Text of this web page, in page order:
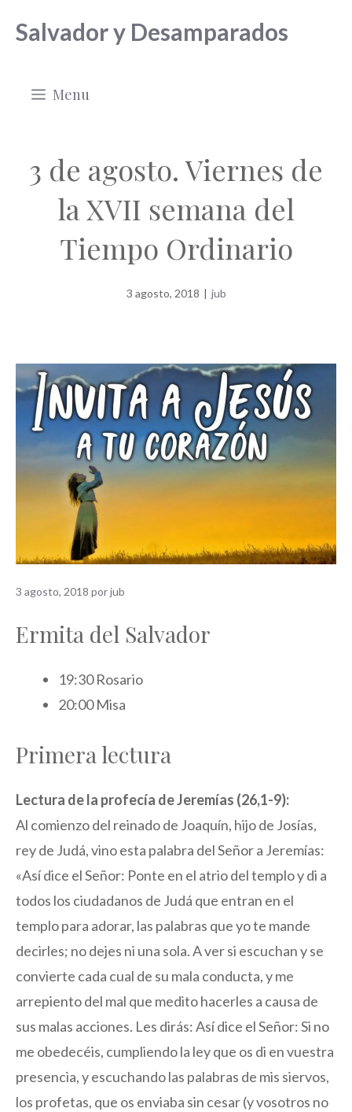
Salvador y Desamparados
Menu
3 de agosto. Viernes de
la XVII semana del
Tiempo Ordinario
3 agosto, 2018 | jub
3 agosto, 2018 porjub
Ermita del Salvador
19:30 Rosario
20:00 Misa
Primera lectura
Lectura de la profecía de Jeremías (26,1-9):
Al comienzo del reinado de Joaquín, hijo de Josías,
rey de Judá, vino esta palabra del Señor a Jeremías:
«Así dice el Señor: Ponte en el atrio del templo y di a
todos los ciudadanos de Judá que entran en el
templo para adorar, las palabras que yo te mande
decirles; no dejes ni una sola. A ver si escuchan y se
convierte cada cual de su mala conducta, y me
arrepiento del mal que medito hacerles a causa de
sus malas acciones. Les dirás: Así dice el Señor: Si no
me obedecéis, cumpliendo la ley que os di en vuestra
presencia, y escuchando las palabras de mis siervos,
los profetas, que os enviaba sin cesar (y vosotros no